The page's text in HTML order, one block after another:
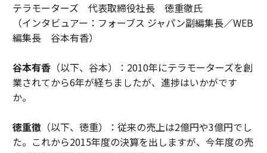
テラモーターズ 代表取締役社長 徳重徹氏
（インタビュアー：フォーブス ジャパン副編集長／WEB
編集長 谷本有香）
谷本有香（以下、谷本）：2010年にテラモーターズを創
業されてから6年が経ちましたが、進捗はいかがです
か。
徳重徹（以下、徳重）：従来の売上は2億円や3億円でし
た。これから2015年度の決算を出しますが、今年度の売